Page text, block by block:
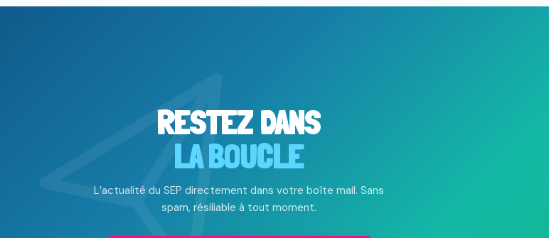
RESTEZ DANS
LA BOUCLE
L’actualité du SEP directement dans votre boîte mail. Sans
spam, résiliable à tout moment.